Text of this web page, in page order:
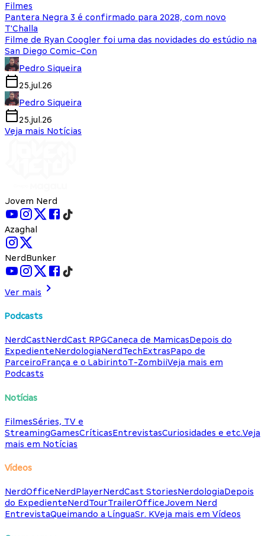
Filmes
Pantera Negra 3 é confirmado para 2028, com novo
T'Challa
Filme de Ryan Coogler foi uma das novidades do estúdio na
San Diego Comic-Con
Pedro Siqueira
25.jul.26
Pedro Siqueira
25.jul.26
Veja mais Notícias
Jovem Nerd
Azaghal
NerdBunker
Ver mais
Podcasts
NerdCastNerdCast RPGCaneca de MamicasDepois do
ExpedienteNerdologiaNerdTechExtrasPapo de
ParceiroFrança e o LabirintoT-ZombiiVeja mais em
Podcasts
Notícias
FilmesSéries, TV e
StreamingGamesCríticasEntrevistasCuriosidades e etc.Veja
mais em Notícias
Vídeos
NerdOfficeNerdPlayerNerdCast StoriesNerdologiaDepois
do ExpedienteNerdTourTrailerOfficeJovem Nerd
EntrevistaQueimando a LínguaSr. KVeja mais em Vídeos